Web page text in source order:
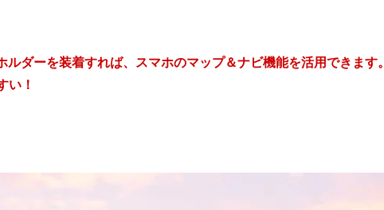
ダーを装着すれば、スマホのマップ＆ナビ機能を活用できます
い！